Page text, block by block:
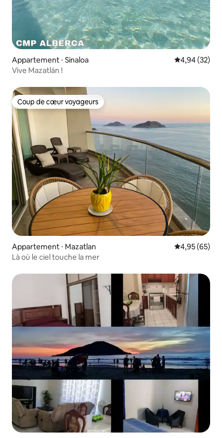
Appartement ⋅ Sinaloa Évaluation
4,94 (32)
Vive Mazatlán !
Coup de cœur voyageurs
Coup de cœur voyageurs
Appartement ⋅ Mazatlan Évaluation
4,95 (65)
Là où le ciel touche la mer